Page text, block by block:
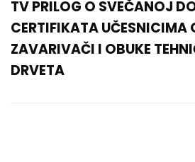
TV PRILOG O SVEČANOJ
CERTIFIKATA UČESNICIMA
ZAVARIVAČI I OBUKE
DRVETA